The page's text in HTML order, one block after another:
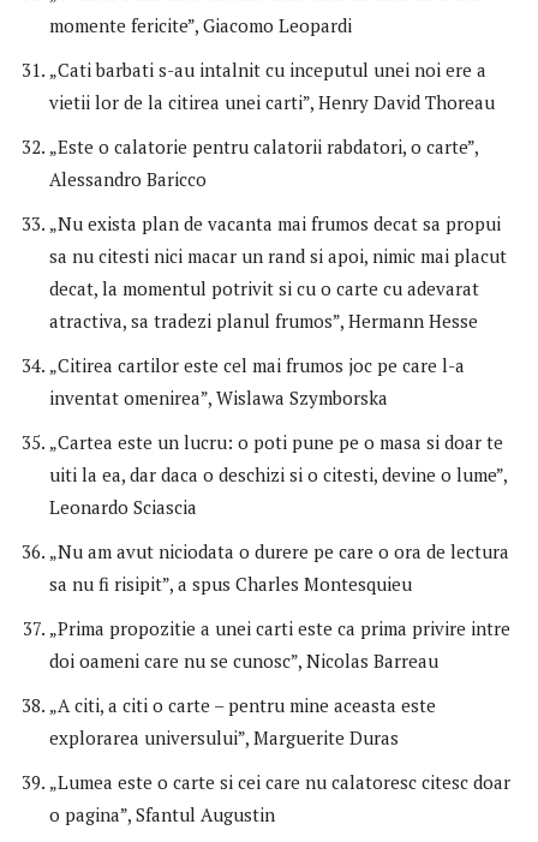
momente fericite”, Giacomo Leopardi
„Cati barbati s-au intalnit cu inceputul unei noi ere a
vietii lor de la citirea unei carti”, Henry David Thoreau
„Este o calatorie pentru calatorii rabdatori, o carte”,
Alessandro Baricco
„Nu exista plan de vacanta mai frumos decat sa propui
sa nu citesti nici macar un rand si apoi, nimic mai placut
decat, la momentul potrivit si cu o carte cu adevarat
atractiva, sa tradezi planul frumos”, Hermann Hesse
„Citirea cartilor este cel mai frumos joc pe care l-a
inventat omenirea”, Wislawa Szymborska
„Cartea este un lucru: o poti pune pe o masa si doar te
uiti la ea, dar daca o deschizi si o citesti, devine o lume”,
Leonardo Sciascia
„Nu am avut niciodata o durere pe care o ora de lectura
sa nu fi risipit”, a spus Charles Montesquieu
„Prima propozitie a unei carti este ca prima privire intre
doi oameni care nu se cunosc”, Nicolas Barreau
„A citi, a citi o carte – pentru mine aceasta este
explorarea universului”, Marguerite Duras
„Lumea este o carte si cei care nu calatoresc citesc doar
o pagina”, Sfantul Augustin